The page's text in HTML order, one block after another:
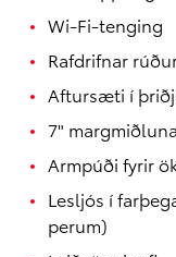
Wi-Fi-tenging
Rafdrifnar
Aftursæti í
7"
Armpúði fyrir
Lesljós í
perum)